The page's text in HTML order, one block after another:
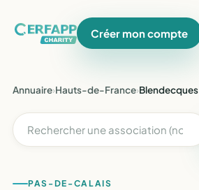
Créer mon compte
Annuaire›Hauts-de-France›Blendecques
PAS-DE-CALAIS